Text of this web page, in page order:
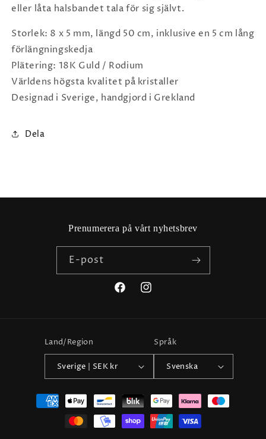
eller låta halsbandet tala för sig självt.
Storlek: 8 x 5 mm, längd 50 cm, inklusive en 5 cm lång
förlängningskedja
Plätering: 18K Guld / Rodium
Världens högsta kvalitet på kristaller
Designad i Sverige, handgjord i Grekland
Dela
Prenumerera på vårt nyhetsbrev
E-post
FacebookInstagram
Land/Region
Sverige | SEK kr
Språk
Svenska
Betalningsmetoder